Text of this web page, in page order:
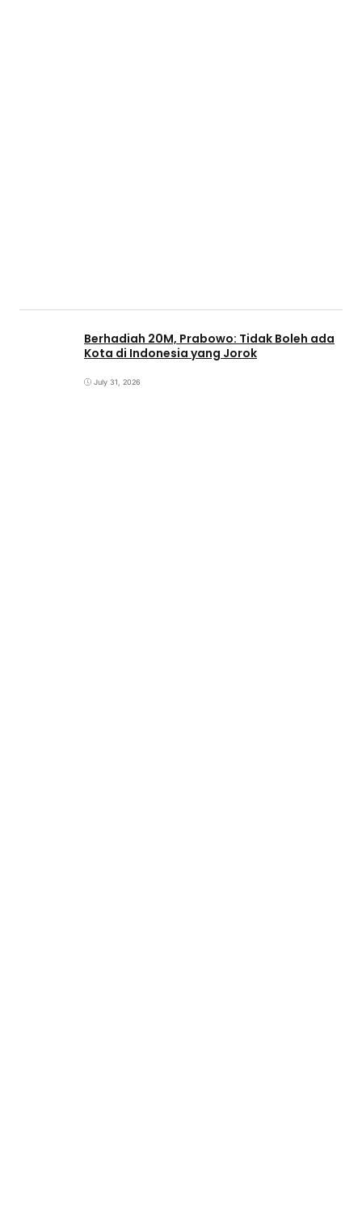
Berhadiah 20M, Prabowo: Tidak Boleh ada
Kota di Indonesia yang Jorok
July 31, 2026